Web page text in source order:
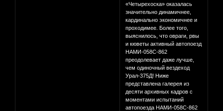
«Четырехоска» оказалась
значительно динамичнее,
кардинально экономичнее и
проходимее. Более того,
выяснилось, что овраги, рвы
и кюветы активный автопоезд
НАМИ-058С-862
преодолевает даже лучше,
чем одиночный вездеход
Урал-375Д! Ниже
представлена галерея из
десяти архивных кадров с
моментами испытаний
автопоезда НАМИ-058С-862